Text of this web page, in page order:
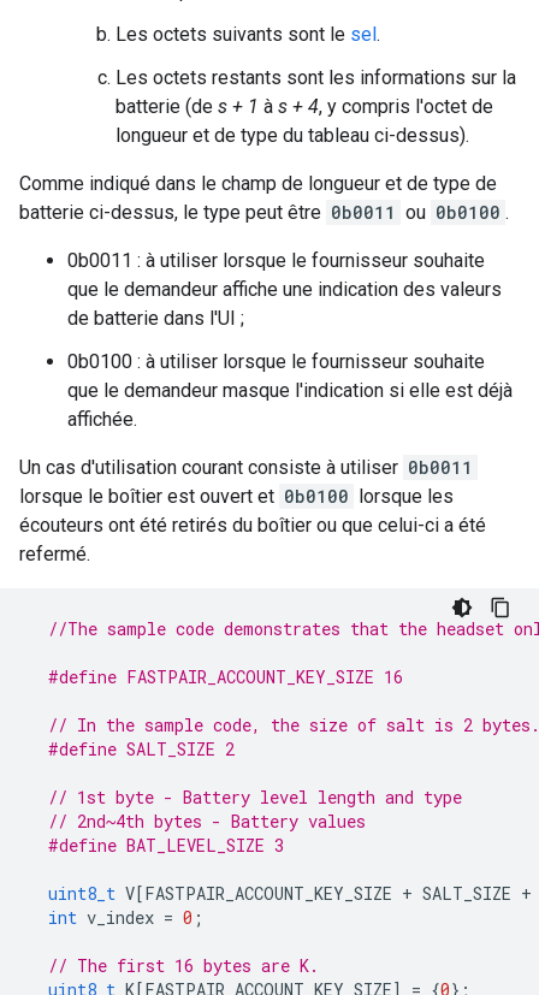
Les octets suivants sont le sel.
Les octets restants sont les informations sur la
batterie (de s + 1 à s + 4, y compris l'octet de
longueur et de type du tableau ci-dessus).
Comme indiqué dans le champ de longueur et de type de
batterie ci-dessus, le type peut être 0b0011 ou 0b0100 .
0b0011 : à utiliser lorsque le fournisseur souhaite
que le demandeur affiche une indication des valeurs
de batterie dans l'UI ;
0b0100 : à utiliser lorsque le fournisseur souhaite
que le demandeur masque l'indication si elle est déjà
affichée.
Un cas d'utilisation courant consiste à utiliser 0b0011
lorsque le boîtier est ouvert et 0b0100 lorsque les
écouteurs ont été retirés du boîtier ou que celui-ci a été
refermé.
//The sample code demonstrates that the headset
#define FASTPAIR_ACCOUNT_KEY_SIZE 16
// In the sample code, the size of salt is 2 bytes.
#define SALT_SIZE 2
// 1st byte - Battery level length and type
// 2nd~4th bytes - Battery values
#define BAT_LEVEL_SIZE 3
uint8_t V[FASTPAIR_ACCOUNT_KEY_SIZE + SALT_SIZE +
int v_index = 0 ;
// The first 16 bytes are K.
uint8_t K[FASTPAIR_ACCOUNT_KEY_SIZE] = {0};